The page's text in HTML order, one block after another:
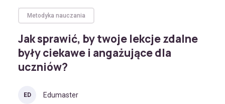
Metodyka nauczania
Jak sprawić, by twoje lekcje zdalne
były ciekawe i angażujące dla
uczniów?
ED Edumaster